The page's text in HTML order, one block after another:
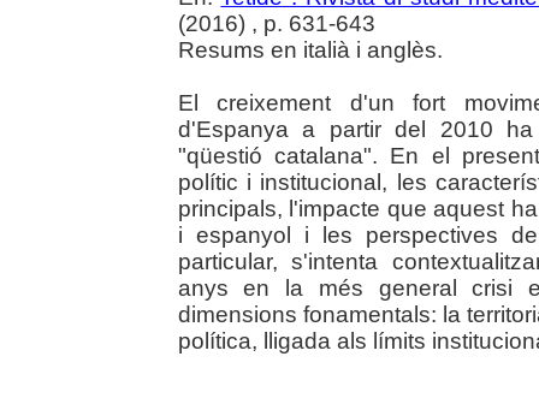
(2016) , p. 631-643
Resums en italià i anglès.
El creixement d'un fort
d'Espanya a partir del 2010
"qüestió catalana". En el
polític i institucional, les
principals, l'impacte que aquest
i espanyol i les perspectives
particular, s'intenta
anys en la més general crisi
dimensions fonamentals: la
política, lligada als límits